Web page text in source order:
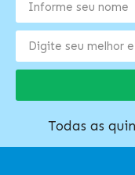
Todas as